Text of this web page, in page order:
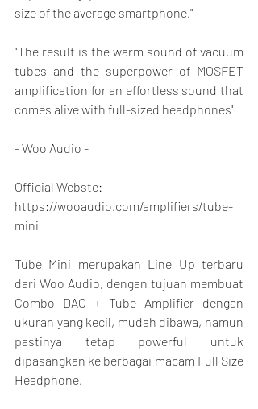
size of the average smartphone."
"The result is the warm sound of vacuum
tubes and the superpower of MOSFET
amplification for an effortless sound that
comes alive with full-sized headphones"
- Woo Audio -
Official Webste:
https://wooaudio.com/amplifiers/tube-
mini
Tube Mini merupakan Line Up terbaru
dari Woo Audio, dengan tujuan membuat
Combo DAC + Tube Amplifier dengan
ukuran yang kecil, mudah dibawa, namun
pastinya tetap powerful untuk
dipasangkan ke berbagai macam Full Size
Headphone.